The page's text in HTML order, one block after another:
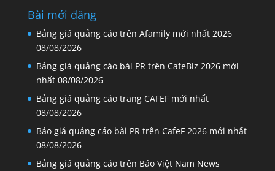
Bài mới đăng
Bảng giá quảng cáo trên Afamily mới nhất 2026
08/08/2026
Bảng giá quảng cáo bài PR trên CafeBiz 2026 mới
nhất 08/08/2026
Bảng giá quảng cáo trang CAFEF mới nhất
08/08/2026
Báo giá quảng cáo bài PR trên CafeF 2026 mới nhất
08/08/2026
Bảng giá quảng cáo trên Báo Việt Nam News